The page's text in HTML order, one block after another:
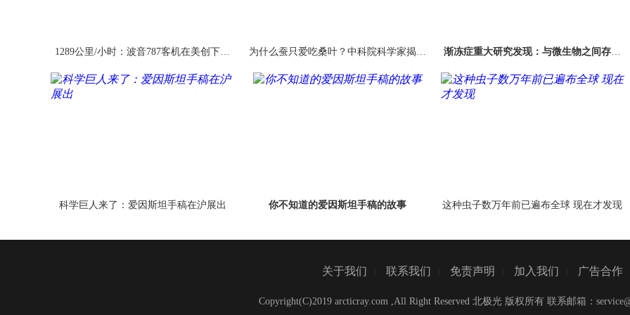
1289公里/小时：波音787客机在美创下最
为什么蚕只爱吃桑叶？中科院科学家揭示
渐冻症重大研究发现：与微生物之间存在
科学巨人来了：爱因斯坦手稿在沪展出 你不知道的爱因斯坦手稿的故事 这种虫子数万年前已遍布全球 现在才发现
关于我们 联系我们 免责声明 加入我们 广告合作
Copyright(C)2019 arcticray.com ,All Right Reserved 北极光 版权所有 联系邮箱：